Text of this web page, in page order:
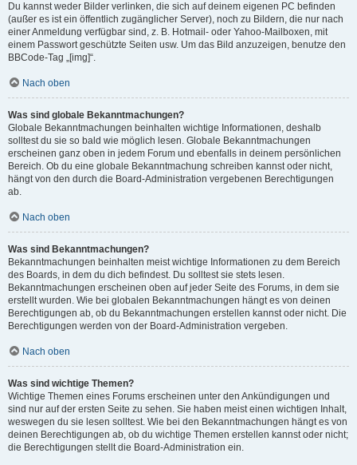
Du kannst weder Bilder verlinken, die sich auf deinem eigenen PC befinden
(außer es ist ein öffentlich zugänglicher Server), noch zu Bildern, die nur nach
einer Anmeldung verfügbar sind, z. B. Hotmail- oder Yahoo-Mailboxen, mit
einem Passwort geschützte Seiten usw. Um das Bild anzuzeigen, benutze den
BBCode-Tag „[img]“.
Nach oben
Was sind globale Bekanntmachungen?
Globale Bekanntmachungen beinhalten wichtige Informationen, deshalb
solltest du sie so bald wie möglich lesen. Globale Bekanntmachungen
erscheinen ganz oben in jedem Forum und ebenfalls in deinem persönlichen
Bereich. Ob du eine globale Bekanntmachung schreiben kannst oder nicht,
hängt von den durch die Board-Administration vergebenen Berechtigungen
ab.
Nach oben
Was sind Bekanntmachungen?
Bekanntmachungen beinhalten meist wichtige Informationen zu dem Bereich
des Boards, in dem du dich befindest. Du solltest sie stets lesen.
Bekanntmachungen erscheinen oben auf jeder Seite des Forums, in dem sie
erstellt wurden. Wie bei globalen Bekanntmachungen hängt es von deinen
Berechtigungen ab, ob du Bekanntmachungen erstellen kannst oder nicht. Die
Berechtigungen werden von der Board-Administration vergeben.
Nach oben
Was sind wichtige Themen?
Wichtige Themen eines Forums erscheinen unter den Ankündigungen und
sind nur auf der ersten Seite zu sehen. Sie haben meist einen wichtigen Inhalt,
weswegen du sie lesen solltest. Wie bei den Bekanntmachungen hängt es von
deinen Berechtigungen ab, ob du wichtige Themen erstellen kannst oder nicht;
die Berechtigungen stellt die Board-Administration ein.